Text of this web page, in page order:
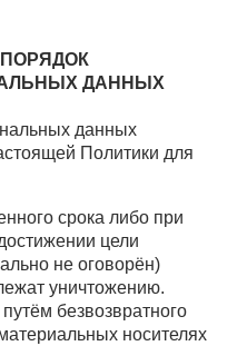
ПОРЯДОК
ДАННЫХ
данных
Политики для
срока либо при
цели
не оговорён)
уничтожению.
безвозвратного
носителях